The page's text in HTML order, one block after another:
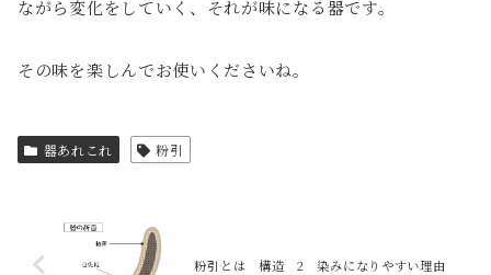
ながら変化をしていく、それが味になる器です。
その味を楽しんでお使いくださいね。
器あれこれ 粉引
粉引とは 構造 2 染みになりやすい理由